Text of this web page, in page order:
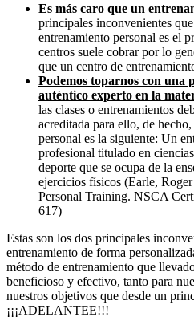
Es más caro que un
principales inconvenientes
entrenamiento personal es el
centros suele cobrar por lo
que un centro de
Podemos toparnos con una
auténtico experto en la
las clases o entrenamientos
acreditada para ello, de
personal es la siguiente: Un
profesional titulado en
deporte que se ocupa de la
ejercicios físicos (Earle,
Personal Training. NSCA
617)
Estas son los dos principales
entrenamiento de forma
método de entrenamiento que
beneficioso y efectivo, tanto para
nuestros objetivos que desde un
¡¡¡ADELANTEE!!!